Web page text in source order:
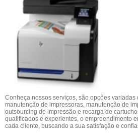
Conheça nossos serviços, são opções variadas
manutenção de impressoras, manutenção de
outsourcing de impressão e recarga de
qualificados e experientes, o empreendimento
cada cliente, buscando a sua satisfação e